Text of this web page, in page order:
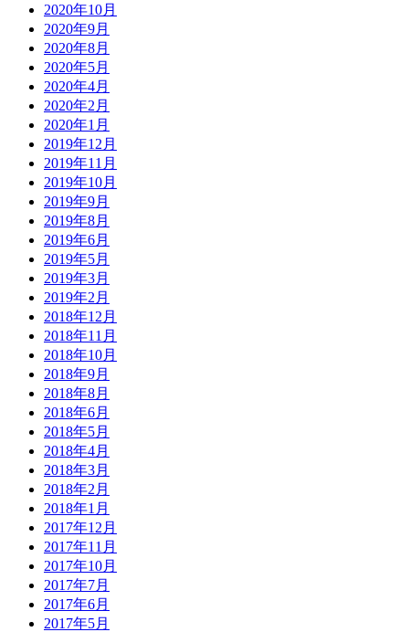
2020年10月
2020年9月
2020年8月
2020年5月
2020年4月
2020年2月
2020年1月
2019年12月
2019年11月
2019年10月
2019年9月
2019年8月
2019年6月
2019年5月
2019年3月
2019年2月
2018年12月
2018年11月
2018年10月
2018年9月
2018年8月
2018年6月
2018年5月
2018年4月
2018年3月
2018年2月
2018年1月
2017年12月
2017年11月
2017年10月
2017年7月
2017年6月
2017年5月